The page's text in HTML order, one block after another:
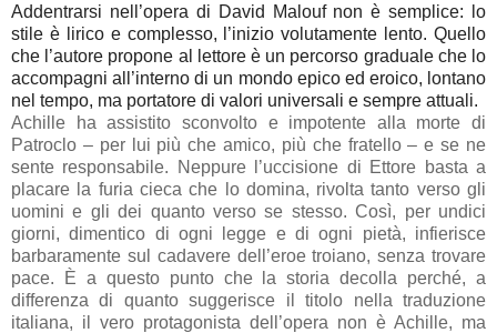
Addentrarsi nell’opera di David Malouf non è semplice: lo
stile è lirico e complesso, l’inizio volutamente lento. Quello
che l’autore propone al lettore è un percorso graduale che lo
accompagni all’interno di un mondo epico ed eroico, lontano
nel tempo, ma portatore di valori universali e sempre attuali.
Achille ha assistito sconvolto e impotente alla morte di
Patroclo – per lui più che amico, più che fratello – e se ne
sente responsabile. Neppure l’uccisione di Ettore basta a
placare la furia cieca che lo domina, rivolta tanto verso gli
uomini e gli dei quanto verso se stesso. Così, per undici
giorni, dimentico di ogni legge e di ogni pietà, infierisce
barbaramente sul cadavere dell’eroe troiano, senza trovare
pace. È a questo punto che la storia decolla perché, a
differenza di quanto suggerisce il titolo nella traduzione
italiana, il vero protagonista dell’opera non è Achille, ma